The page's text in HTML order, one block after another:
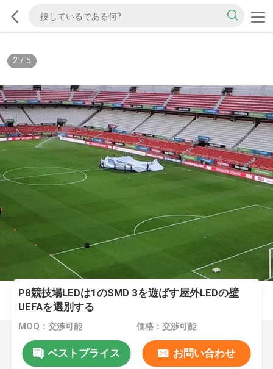
2/ 5
P8競技場LEDは1のSMD 3を遊ばす屋外LEDの壁
UEFAを選別する
MOQ：交渉可能 価格：交渉可能
ベストプライス お問い合わせ